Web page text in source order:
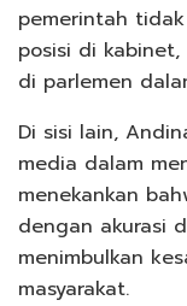
pemerintah
posisi di
di parlemen
Di sisi lain,
media dalam
menekankan
dengan akurasi
menimbulkan
masyarakat.